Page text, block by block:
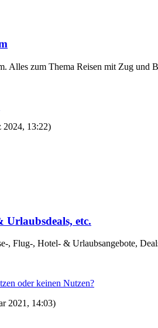
Alles zum Thema Reisen mit Zug und
2024, 13:22)
Urlaubsdeals, etc.
, Flug-, Hotel- & Urlaubsangebote,
oder keinen Nutzen?
2021, 14:03)